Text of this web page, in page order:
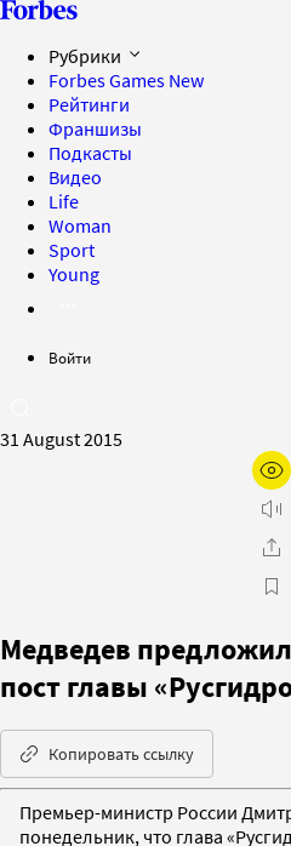
Рубрики
Forbes Games New
Рейтинги
Франшизы
Подкасты
Видео
Life
Woman
Sport
Young
Войти
31 August 2015
Медведев
пост главы
Копировать ссылку
Премьер-министр России
понедельник, что глава